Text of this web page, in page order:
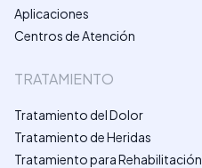
Aplicaciones
Centros de Atención
TRATAMIENTO
Tratamiento del Dolor
Tratamiento de Heridas
Tratamiento para Rehabilitación